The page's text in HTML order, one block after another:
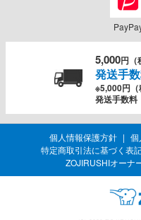
5,000円（
発送手
※5,000円
発送手数料
個人情報保護方針 個
特定商取引法に基づく表
ZOJIRUSHIオーナ